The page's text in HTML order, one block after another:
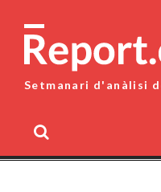
content
Setmanari d'anàlisi